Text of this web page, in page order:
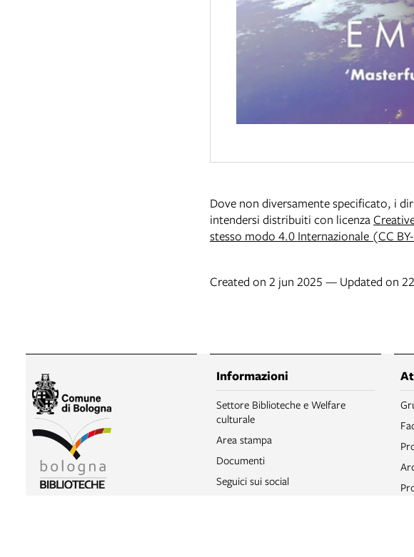
Dove non diversamente specificato, i
intendersi distribuiti con licenza
stesso modo 4.0 Internazionale (CC
Created on 2 jun 2025 — Updated on
Informazioni
Settore Biblioteche e Welfare
culturale
Area stampa
Documenti
Seguici sui social